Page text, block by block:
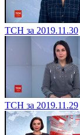
ТСН за 2019.11.30
ТСН за 2019.11.29